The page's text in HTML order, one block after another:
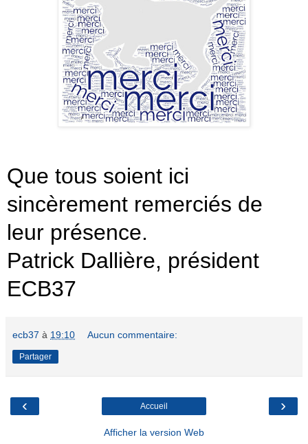
Que tous soient ici
sincèrement remerciés de
leur présence.
Patrick Dallière, président
ECB37
ecb37 à 19:10 Aucun commentaire:
Partager
‹ ›
Accueil
Afficher la version Web